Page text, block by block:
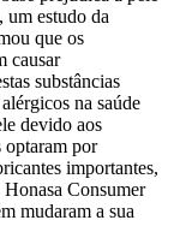
um estudo da
que os
causar
substâncias
na saúde
devido aos
optaram por
importantes,
Consumer
mudaram a sua